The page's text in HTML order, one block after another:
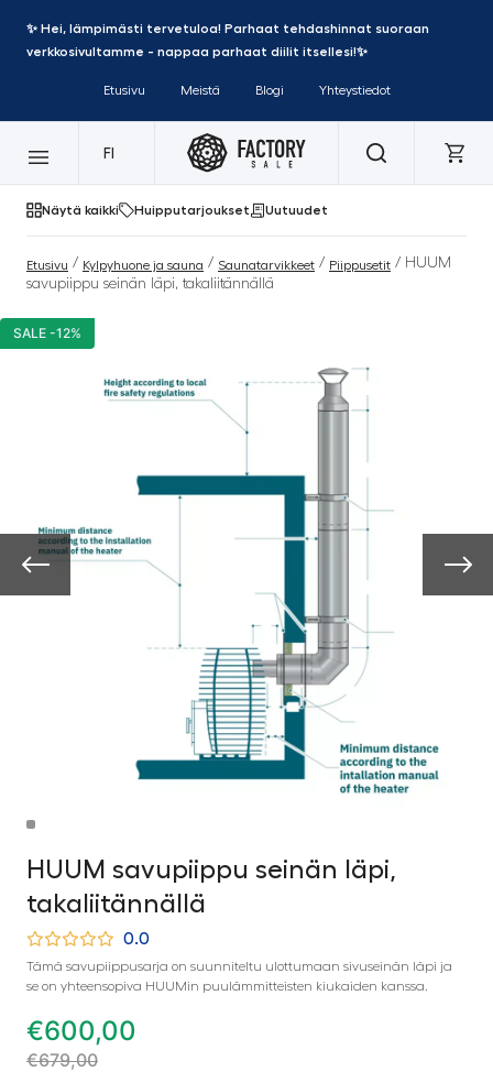
✨ Hei, lämpimästi tervetuloa! Parhaat tehdashinnat suoraan
verkkosivultamme - nappaa parhaat diilit itsellesi!✨
Etusivu Meistä Blogi Yhteystiedot
FI
Näytä kaikki Huipputarjoukset Uutuudet
Etusivu / Kylpyhuone ja sauna / Saunatarvikkeet / Piippusetit / HUUM
savupiippu seinän läpi, takaliitännällä
SALE -12%
HUUM savupiippu seinän läpi,
takaliitännällä
0.0
Tämä savupiippusarja on suunniteltu ulottumaan sivuseinän läpi ja
se on yhteensopiva HUUMin puulämmitteisten kiukaiden kanssa.
€600,00
€679,00